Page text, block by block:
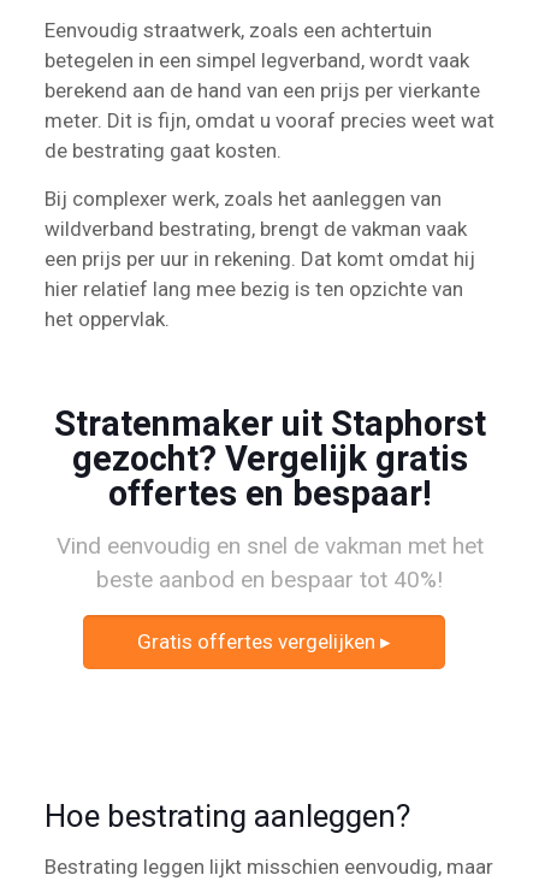
Eenvoudig straatwerk, zoals een achtertuin
betegelen in een simpel legverband, wordt vaak
berekend aan de hand van een prijs per vierkante
meter. Dit is fijn, omdat u vooraf precies weet wat
de bestrating gaat kosten.
Bij complexer werk, zoals het aanleggen van
wildverband bestrating, brengt de vakman vaak
een prijs per uur in rekening. Dat komt omdat hij
hier relatief lang mee bezig is ten opzichte van
het oppervlak.
Stratenmaker uit Staphorst
gezocht? Vergelijk gratis
offertes en bespaar!
Vind eenvoudig en snel de vakman met het
beste aanbod en bespaar tot 40%!
Gratis offertes vergelijken ▸
Hoe bestrating aanleggen?
Bestrating leggen lijkt misschien eenvoudig, maar